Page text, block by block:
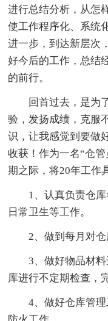
进行总结分析，从怎
使工作程序化、系统
进一步，到达新层次
好今后的工作，总结
的前行。
回首过去，是为
验，发扬成绩，克服
识，让我感觉到要做
收获！作为一名“仓
期之际，将20年工作
1、认真负责仓
日常卫生等工作。
2、做到每月对
3、做好物品材
库进行不定期检查，
4、做好仓库管